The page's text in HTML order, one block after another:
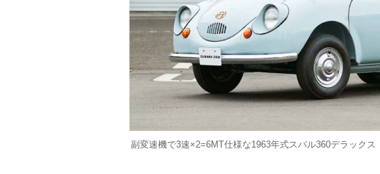
副変速機で3速×2=6MT仕様な1963年式スバル360デラックス